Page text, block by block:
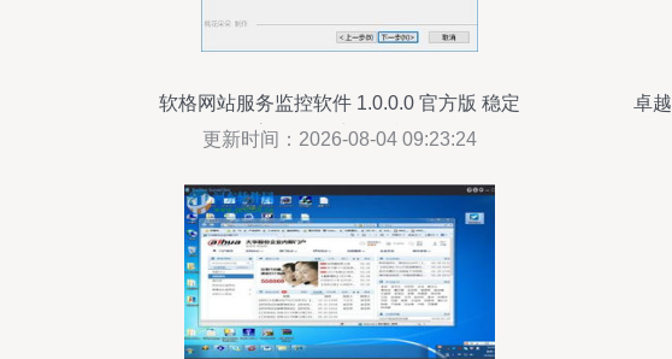
软格网站服务监控软件 1.0.0.0 官方版 稳定
高效的运维监控利器
更新时间：2026-08-04 09:23:24
卓